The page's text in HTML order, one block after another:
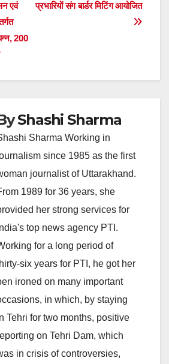
प्रभारियों संग बार्डर मिटिंग आयोजित
एवं
200
Shashi Sharma
Sharma Working in
since 1985 as the first
journalist of Uttarakhand.
1989 for 36 years, she
her strong services for
India's top news agency PTI.
for a long period of
six years for PTI, he got her
ironed on many important
in which, by staying
Tehri for two months, positive
on Tehri Dam, which
in crisis of controversies,